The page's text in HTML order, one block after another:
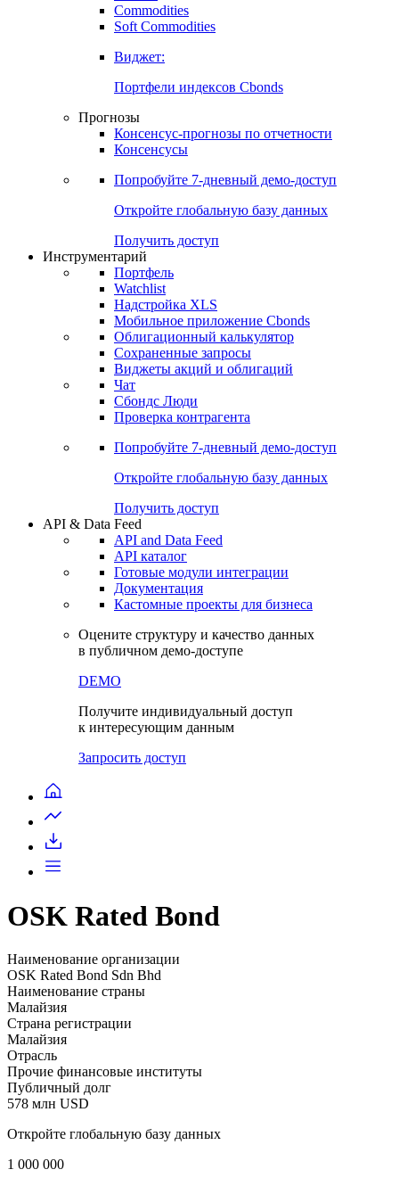
Commodities
Золото
Бензин
Soft Commodities
Виджет:
Портфели индексов Cbonds
Прогнозы
Консенсусы
Попробуйте7-дневный
Откройте глобальную базу данных
Получить доступ
Инструментарий
Портфель
Watchlist
Надстройка XLS
Мобильное приложение Cbonds
Облигационный калькулятор
Сохраненные запросы
Чат
Проверка контрагента
Попробуйте7-дневный
Откройте глобальную базу данных
Получить доступ
API & Data Feed
API and Data Feed
Готовые модули интеграции
Документация
в публичном демо-доступе
OSK Rated Bond
Наименование организации
OSK Rated Bond Sdn Bhd
Наименование страны
Малайзия
Страна регистрации
Малайзия
Прочие финансовые институты
578 млн USD